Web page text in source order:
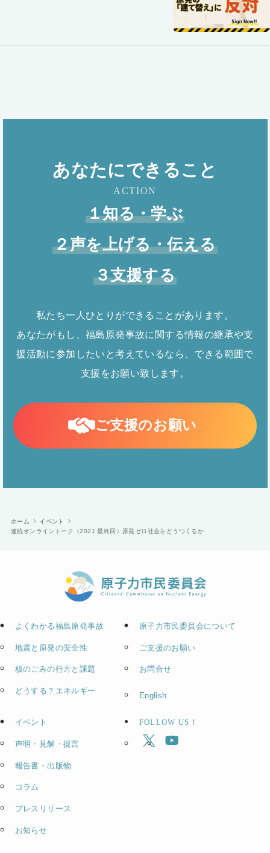
あなたにできること
ACTION
１知る・学ぶ
２声を上げる・伝える
３支援する
私たち一人ひとりができることがあります。
あなたがもし、福島原発事故に関する情報の継承や支
援活動に参加したいと考えているなら、できる範囲で
支援をお願い致します。
ご支援のお願い
ホーム
イベント
連続オンライントーク（2021 最終回）原発ゼロ社会をどうつくるか
よくわかる福島原発事故
地震と原発の安全性
核のごみの行方と課題
どうする？エネルギー
イベント
声明・見解・提言
報告書・出版物
コラム
プレスリリース
お知らせ
原子力市民委員会について
ご支援のお願い
お問合せ
English
FOLLOW US！